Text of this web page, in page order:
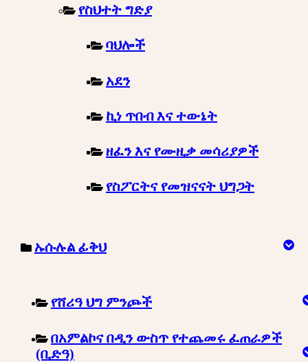
የስህተት ግድያ
ባህሎች
አደን
ኪነ ጥበብ እና ተውኔት
ዘፈን እና የሙዚቃ መሳሪያዎች
የስፖርትና የመዝናናት ህግጋት
ኡሱሉል ፊቅህ
የሸሪዓ ህግ ምንጮች
በአምልኮና በዲን ውስጥ የተጨመሩ ፈጠራዎች
(ቢድዓ)